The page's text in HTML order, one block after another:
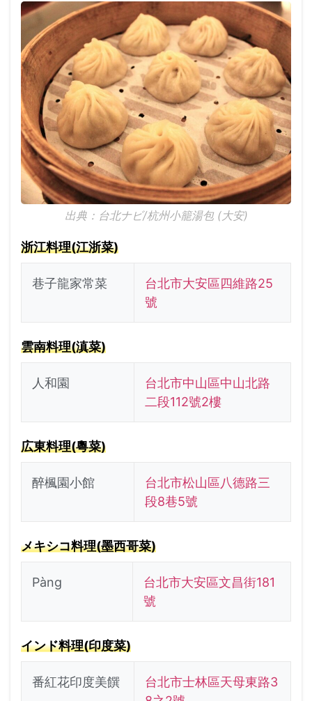
出典：台北ナビ/杭州小籠湯包 (大安)
浙江料理(江浙菜)
巷子龍家常菜
台北市大安區四維路25
號
雲南料理(滇菜)
人和園
台北市中山區中山北路
二段112號2樓
広東料理(粵菜)
醉楓園小館
台北市松山區八德路三
段8巷5號
メキシコ料理(墨西哥菜)
Pàng
台北市大安區文昌街181
號
インド料理(印度菜)
番紅花印度美饌
台北市士林區天母東路3